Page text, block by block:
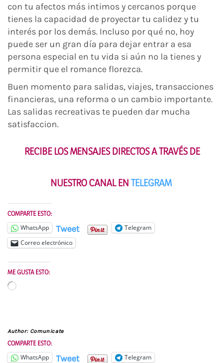
con tu afectos más intimos y cercanos porque
tienes la capacidad de proyectar tu calidez y tu
interés por los demás. Incluso por qué no, hoy
puede ser un gran día para dejar entrar a esa
persona especial en tu vida si aún no la tienes y
permitir que el romance florezca.
Buen momento para salidas, viajes, transacciones
financieras, una reforma o un cambio importante.
Las salidas recreativas te pueden dar mucha
satisfaccion.
RECIBE LOS MENSAJES DIRECTOS A TRAVÉS DE
NUESTRO CANAL EN TELEGRAM
COMPARTE ESTO:
WhatsApp Tweet
Telegram
Correo electrónico
ME GUSTA ESTO:
Cargando...
Author: Comunicate
COMPARTE ESTO:
WhatsApp Tweet
Telegram